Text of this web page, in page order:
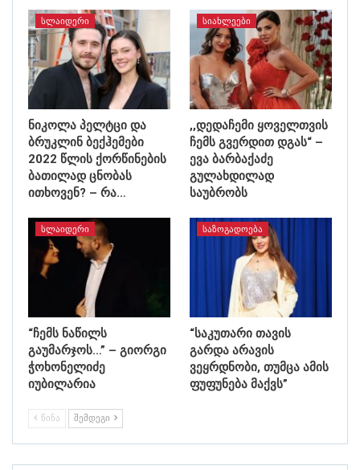
ᲡᲚᲐᲘᲓᲔᲠᲘ
ნიკოლა პელტცი და
ბრუკლინ ბექჰემები
2022 წლის ქორწინების
ბათილად ცნობას
ითხოვენ? – რა…
ᲡᲘᲐᲮᲚᲔᲔᲑᲘ
,,დედაჩემი ყოველთვის
ჩემს გვერდით დგას“ –
ევა ბარბაქაძე
გულახდილად
საუბრობს
ᲡᲚᲐᲘᲓᲔᲠᲘ
“ჩემს ნაწილს
გაუმარჯოს…” – გიორგი
ჭოხონელიძე
იუბილარია
ᲡᲐᲖᲝᲒᲐᲓᲝᲔᲑᲐ
“საკუთარი თავის
გარდა არავის
ვეყრდნობი, თუმცა ამის
ფუფუნება მაქვს”
ᲬᲘᲜᲐ ᲨᲔᲛᲓᲔᲒᲘ